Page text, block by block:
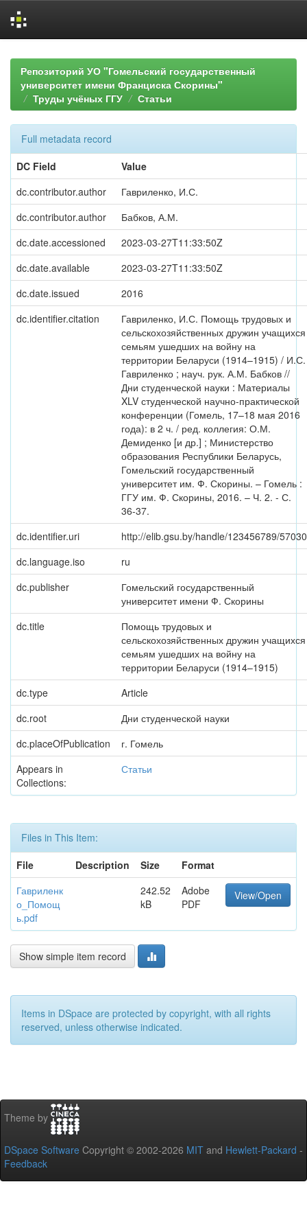
navigationРепозиторий УО "Гомельский государственный
университет имени Франциска Скорины"
Труды учёных ГГУ
Статьи
Full metadata record
DC Field
Value
dc.contributor.author
Гавриленко, И.С.
dc.contributor.author
Бабков, А.М.
dc.date.accessioned
2023-03-27T11:33:50Z
dc.date.available
2023-03-27T11:33:50Z
dc.date.issued
2016
dc.identifier.citation
Гавриленко, И.С. Помощь трудовых и
сельскохозяйственных дружин учащихся
семьям ушедших на войну на
территории Беларуси (1914–1915) / И.С.
Гавриленко ; науч. рук. А.М. Бабков //
Дни студенческой науки : Материалы
XLV студенческой научно-практической
конференции (Гомель, 17–18 мая 2016
года): в 2 ч. / ред. коллегия: О.М.
Демиденко [и др.] ; Министерство
образования Республики Беларусь,
Гомельский государственный
университет им. Ф. Скорины. – Гомель :
ГГУ им. Ф. Скорины, 2016. – Ч. 2. - С.
36-37.
dc.identifier.uri
http://elib.gsu.by/handle/123456789/57030
dc.language.iso
ru
dc.publisher
Гомельский государственный
университет имени Ф. Скорины
dc.title
Помощь трудовых и
сельскохозяйственных дружин учащихся
семьям ушедших на войну на
территории Беларуси (1914–1915)
dc.type
Article
dc.root
Дни студенческой науки
dc.placeOfPublication
г. Гомель
Appears in
Collections:
Статьи
Files in This Item:
File
Description Size
Format
Гавриленк
о_Помощ
ь.pdf
242.52
kB
Adobe
PDF
View/Open
Show simple item record
Items in DSpace are protected by copyright, with all rights
reserved, unless otherwise indicated.
Theme by
DSpace Software Copyright © 2002-2026 MIT and Hewlett-Packard -
Feedback